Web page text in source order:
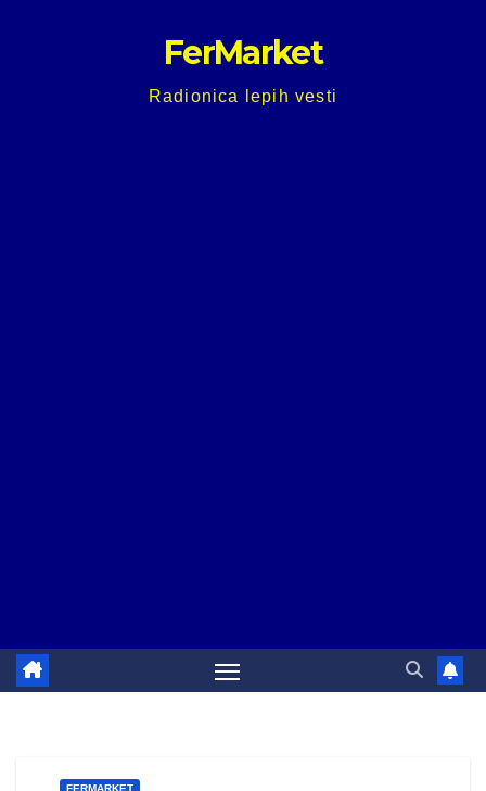
FerMarket
Radionica lepih vesti